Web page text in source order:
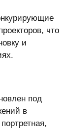
что
и
под
в